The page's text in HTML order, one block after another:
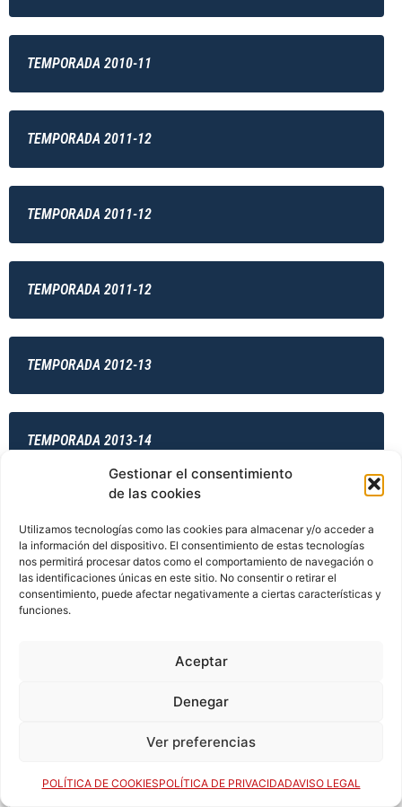
Gestionar el consentimiento
de las cookies
Utilizamos tecnologías como las cookies para almacenar y/o acceder a
la información del dispositivo. El consentimiento de estas tecnologías
nos permitirá procesar datos como el comportamiento de navegación o
las identificaciones únicas en este sitio. No consentir o retirar el
consentimiento, puede afectar negativamente a ciertas características y
funciones.
Aceptar
Denegar
Ver preferencias
POLÍTICA DE COOKIESPOLÍTICA DE PRIVACIDADAVISO LEGAL
TEMPORADA 2010-11
TEMPORADA 2011-12
TEMPORADA 2011-12
TEMPORADA 2011-12
TEMPORADA 2012-13
TEMPORADA 2013-14
TEMPORADA 2014-15
TEMPORADA 2014-15